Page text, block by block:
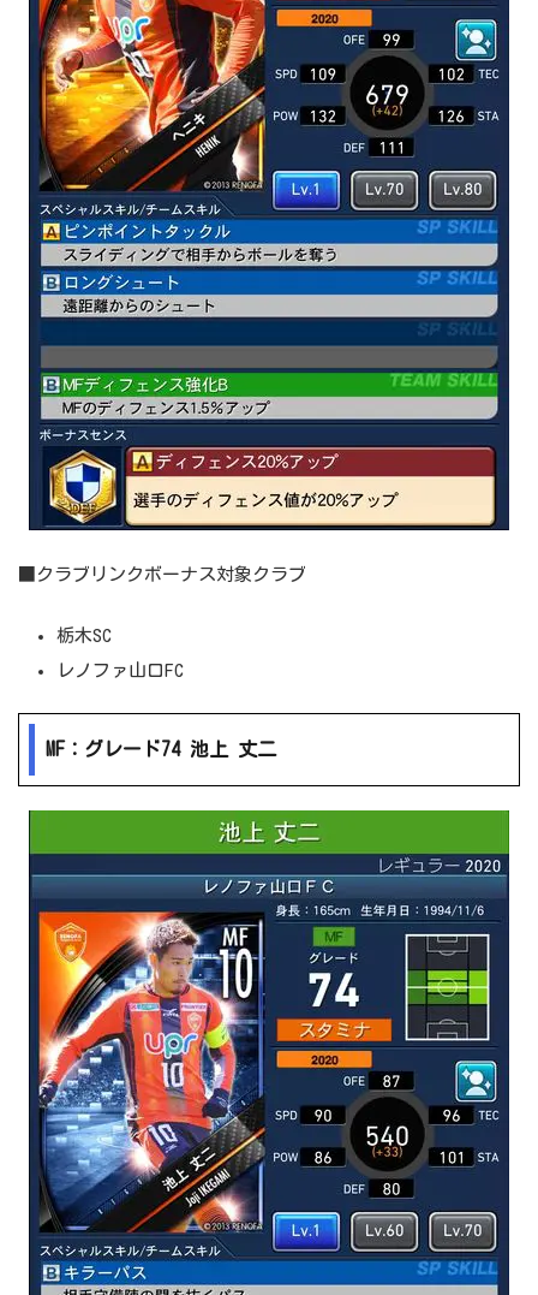
■クラブリンクボーナス対象クラブ
栃木SC
レノファ山口FC
MF：グレード74 池上 丈二